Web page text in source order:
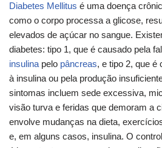
Diabetes Mellitus é uma doença
como o corpo processa a glicose,
elevados de açúcar no sangue.
diabetes: tipo 1, que é causado pela
insulina pelo pâncreas, e tipo 2, que é
à insulina ou pela produção
sintomas incluem sede excessiva,
visão turva e feridas que demoram a
envolve mudanças na dieta,
e, em alguns casos, insulina. O